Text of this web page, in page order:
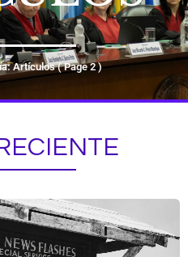
Artículos( Page 2 )